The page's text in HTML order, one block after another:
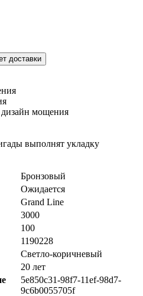
мощения
выполнят укладку
Бронзовый
Ожидается
Grand Line
3000
100
1190228
Светло-коричневый
20 лет
5e850c31-98f7-11ef-98d7-
9c6b0055705f